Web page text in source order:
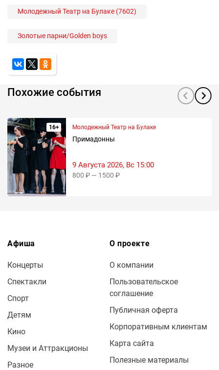
Молодежный Театр на Булаке (7602)
Золотые парни/Golden boys
Похожие события
16+ Молодежный Театр на Булаке
Примадонны
9 Августа 2026, Вс 15:00
800 ₽ — 1500 ₽
Афиша
Концерты
Спектакли
Спорт
Детям
Кино
Музеи и Аттракционы
Разное
О проекте
О компании
Пользовательское
соглашение
Публичная оферта
Корпоративным клиентам
Карта сайта
Полезные материалы